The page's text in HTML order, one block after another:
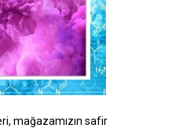
mağazamızın safir